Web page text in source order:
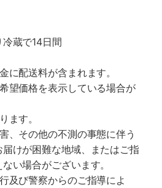
蔵で14日間
に配送料が含まれます。
望価格を表示している場合が
ます。
、その他の不測の事態に伴う
けが困難な地域、またはご指
い場合がございます。
及び警察からのご指導によ